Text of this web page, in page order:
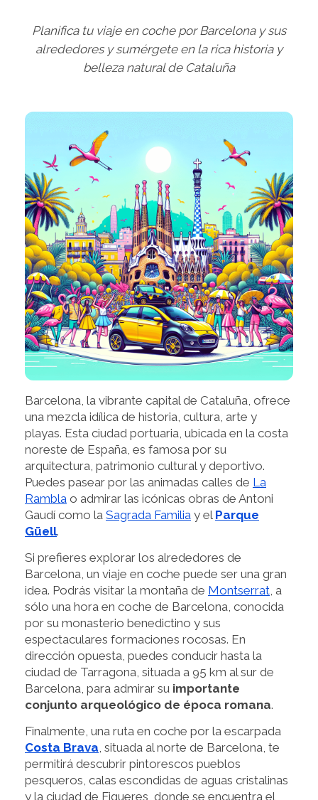
Planifica tu viaje en coche por Barcelona y sus
alrededores y sumérgete en la rica historia y
belleza natural de Cataluña
Barcelona, la vibrante capital de Cataluña, ofrece
una mezcla idílica de historia, cultura, arte y
playas. Esta ciudad portuaria, ubicada en la costa
noreste de España, es famosa por su
arquitectura, patrimonio cultural y deportivo.
Puedes pasear por las animadas calles de La
Rambla o admirar las icónicas obras de Antoni
Gaudí como la Sagrada Familia y el Parque
Güell.
Si prefieres explorar los alrededores de
Barcelona, un viaje en coche puede ser una gran
idea. Podrás visitar la montaña de Montserrat , a
sólo una hora en coche de Barcelona, conocida
por su monasterio benedictino y sus
espectaculares formaciones rocosas. En
dirección opuesta, puedes conducir hasta la
ciudad de Tarragona, situada a 95 km al sur de
Barcelona, para admirar su importante
conjunto arqueológico de época romana.
Finalmente, una ruta en coche por la escarpada
Costa Brava , situada al norte de Barcelona, te
permitirá descubrir pintorescos pueblos
pesqueros, calas escondidas de aguas cristalinas
y la ciudad de Figueres, donde se encuentra el